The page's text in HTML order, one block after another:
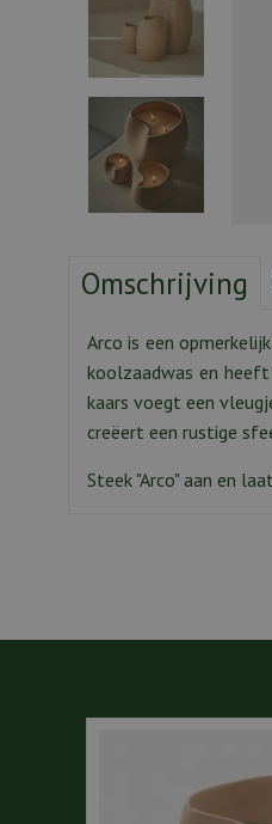
Omschrijving
Arco is een
koolzaadwas en
kaars voegt een
creëert een rustige
Steek "Arco" aan en